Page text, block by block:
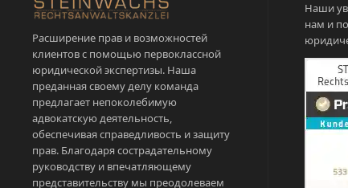
Расширение прав и возможностей
клиентов с помощью первоклассной
юридической экспертизы. Наша
преданная своему делу команда
предлагает непоколебимую
адвокатскую деятельность,
обеспечивая справедливость и защиту
прав. Благодаря сострадательному
руководству и впечатляющему
представительству мы преодолеваем
Наши
нам и